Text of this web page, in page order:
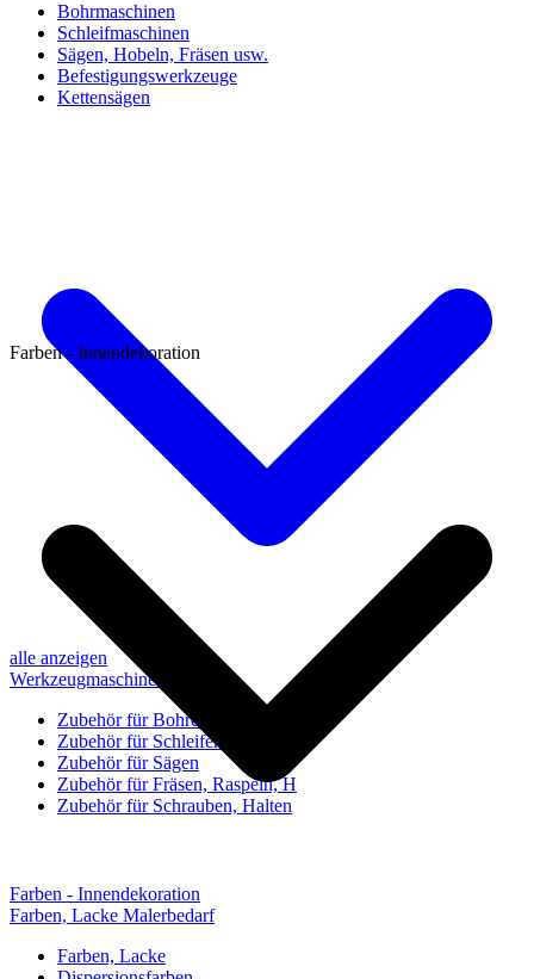
Bohrmaschinen
Schleifmaschinen
Sägen, Hobeln, Fräsen usw.
Befestigungswerkzeuge
Kettensägen
alle anzeigen
Werkzeugmaschinen-Zubehör
Zubehör für Bohren, Bohrhilfen
Zubehör für Schleifen, Poliere
Zubehör für Sägen
Zubehör für Fräsen, Raspeln, H
Zubehör für Schrauben, Halten
Farben - Innendekoration
Farben - Innendekoration
Farben, Lacke Malerbedarf
Farben, Lacke